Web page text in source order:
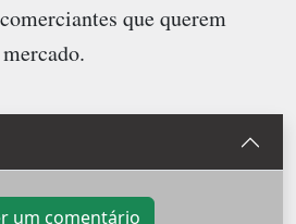
que querem
um comentário